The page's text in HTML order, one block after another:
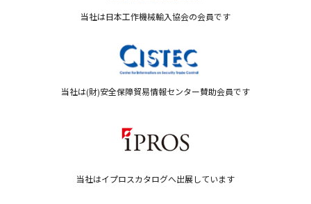
当社は日本工作機械輸入協会の会員です
当社は(財)安全保障貿易情報センター賛助会員です
当社はイプロスカタログへ出展しています